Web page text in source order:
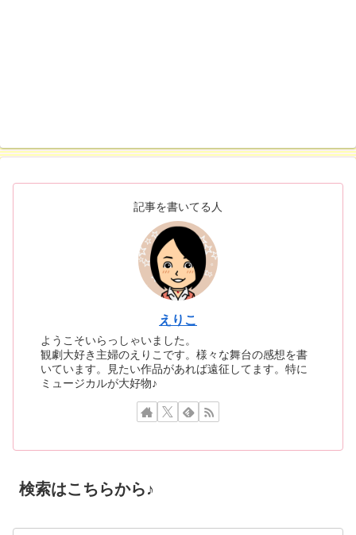
記事を書いてる人
えりこ
ようこそいらっしゃいました。
観劇大好き主婦のえりこです。様々な舞台の感想を書
いています。見たい作品があれば遠征してます。特に
ミュージカルが大好物♪
検索はこちらから♪